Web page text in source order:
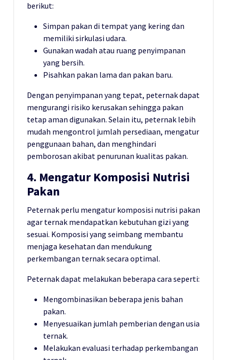
berikut:
Simpan pakan di tempat yang kering dan
memiliki sirkulasi udara.
Gunakan wadah atau ruang penyimpanan
yang bersih.
Pisahkan pakan lama dan pakan baru.
Dengan penyimpanan yang tepat, peternak dapat
mengurangi risiko kerusakan sehingga pakan
tetap aman digunakan. Selain itu, peternak lebih
mudah mengontrol jumlah persediaan, mengatur
penggunaan bahan, dan menghindari
pemborosan akibat penurunan kualitas pakan.
4. Mengatur Komposisi Nutrisi
Pakan
Peternak perlu mengatur komposisi nutrisi pakan
agar ternak mendapatkan kebutuhan gizi yang
sesuai. Komposisi yang seimbang membantu
menjaga kesehatan dan mendukung
perkembangan ternak secara optimal.
Peternak dapat melakukan beberapa cara seperti:
Mengombinasikan beberapa jenis bahan
pakan.
Menyesuaikan jumlah pemberian dengan usia
ternak.
Melakukan evaluasi terhadap perkembangan